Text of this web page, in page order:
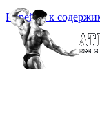
Перейти к